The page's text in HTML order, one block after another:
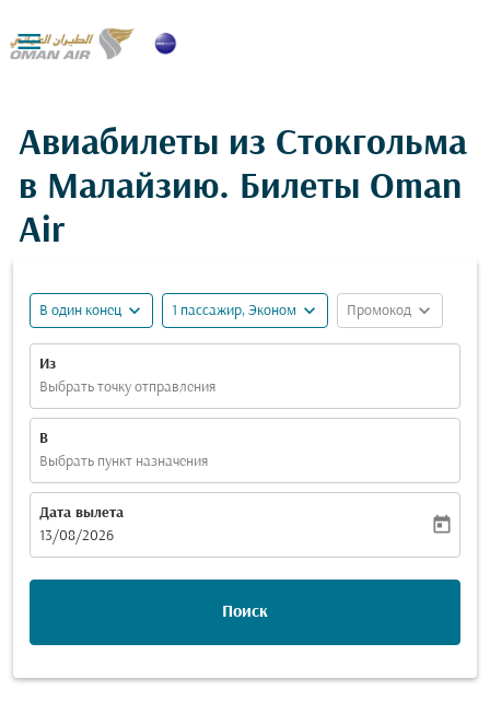

Авиабилеты из Стокгольма
в Малайзию. Билеты Oman
Air
В один конец expand_more 1 пассажир, Эконом expand_more Промокод expand_more
Из
Выбрать точку отправления
В
Выбрать пункт назначения
Дата вылета
fc-booking-departure-date-aria-label
13/08/2026
today
Поиск